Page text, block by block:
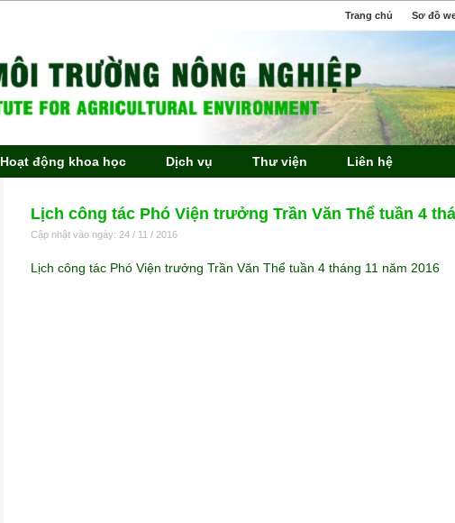
Trang chủ Sơ đồ
Hoạt động khoa học Dịch vụ Thư viện Liên hệ
Lịch công tác Phó Viện trưởng Trần Văn Thể tuần 4
Cập nhật vào ngày: 24 / 11 / 2016
Lịch công tác Phó Viện trưởng Trần Văn Thể tuần 4 tháng 11 năm 2016